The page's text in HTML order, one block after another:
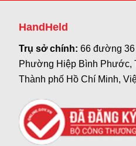
HandHeld
Trụ sở chính:66 đường
Phường Hiệp Bình Phước,
Thành phố Hồ Chí Minh,